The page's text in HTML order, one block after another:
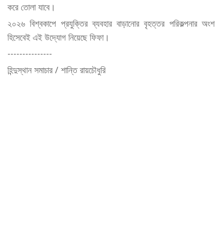
করে তোলা যাবে।
২০২৬ বিশ্বকাপে প্রযুক্তির ব্যবহার বাড়ানোর বৃহত্তর পরিকল্পনার অংশ
হিসেবেই এই উদ্যোগ নিয়েছে ফিফা।
---------------
হিন্দুস্থান সমাচার / শান্তি রায়চৌধুরি